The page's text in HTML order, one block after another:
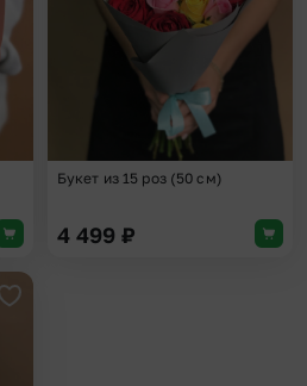
Букет из 15 роз (50 см)
4 499 ₽